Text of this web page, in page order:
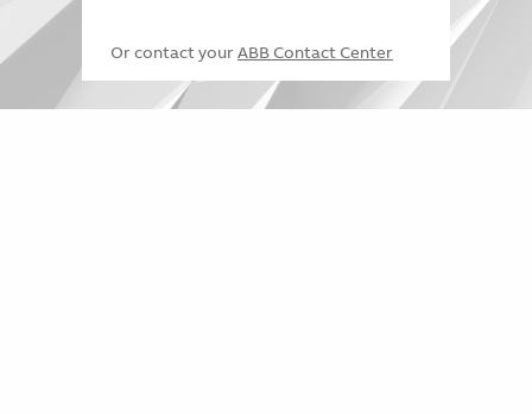
Or contact your ABB Contact Center